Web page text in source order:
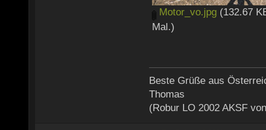
Motor_vo.jpg (132.67
Mal.)
Beste Grüße aus
Thomas
(Robur LO 2002 AKSF